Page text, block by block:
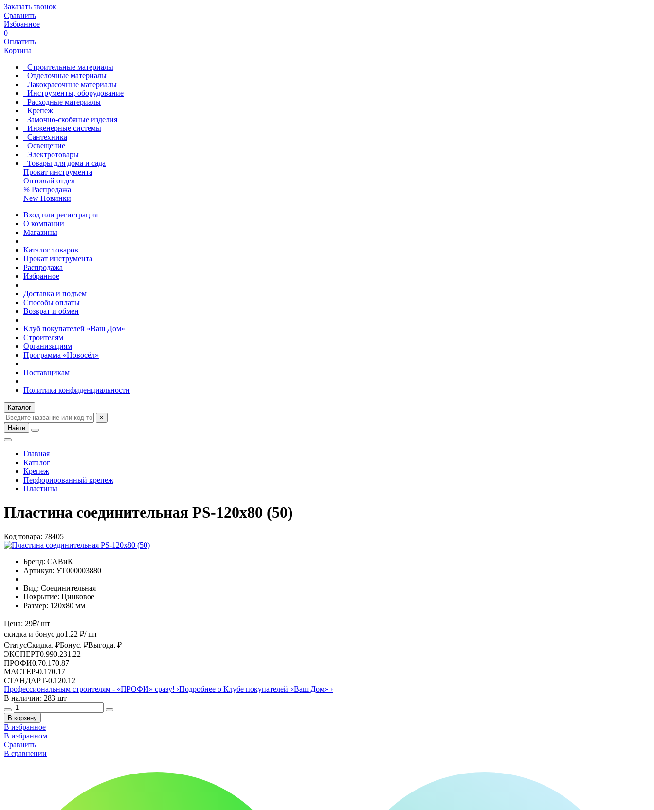
Заказать звонок
Сравнить
Избранное
0
Оплатить
Корзина
Строительные материалы
Отделочные материалы
Лакокрасочные материалы
Инструменты, оборудование
Расходные материалы
Крепеж
Замочно-скобяные изделия
Инженерные системы
Сантехника
Освещение
Электротовары
Товары для дома и сада
Прокат инструмента
Оптовый отдел
% Распродажа
New Новинки
Вход или регистрация
О компании
Магазины
Каталог товаров
Прокат инструмента
Распродажа
Избранное
Доставка и подъем
Способы оплаты
Возврат и обмен
Клуб покупателей «Ваш Дом»
Строителям
Организациям
Программа «Новосёл»
Поставщикам
Политика конфиденциальности
Каталог
×
Найти
Главная
Каталог
Крепеж
Перфорированный крепеж
Пластины
Пластина соединительная PS-120х80 (50)
Код товара: 78405
Бренд: САВиК
Артикул: УТ000003880
Вид: Соединительная
Покрытие: Цинковое
Размер: 120х80 мм
Цена: 29₽/ шт
скидка и бонус до1.22 ₽/ шт
СтатусСкидка, ₽Бонус, ₽Выгода, ₽
ЭКСПЕРТ0.990.231.22
ПРОФИ0.70.170.87
МАСТЕР-0.170.17
СТАНДАРТ-0.120.12
Профессиональным строителям - «ПРОФИ» сразу! ›Подробнее о Клубе покупателей «Ваш Дом» ›
В наличии: 283 шт
В корзину
В избранное
В избранном
Сравнить
В сравнении